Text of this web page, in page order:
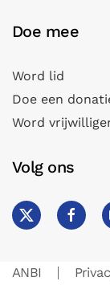
Doe mee
Word lid
Doe een
Word
Volg ons
ANBI